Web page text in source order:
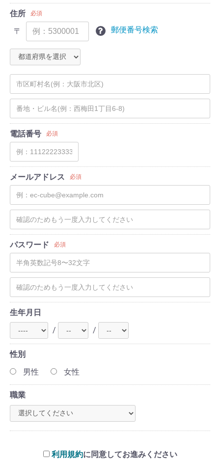
住所 必須
〒 郵便番号検索
電話番号 必須
メールアドレス 必須
パスワード 必須
生年月日
/
/
性別
男性
女性
職業
利用規約に同意してお進みください